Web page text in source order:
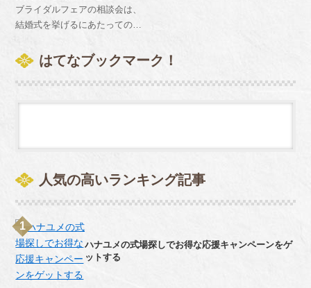
婚式場を選ぶのはとても危険で
す。
用を抑えられるでしょう。
ブライダルフェアの相談会は、
結婚式を挙げるにあたっての正
とができる場です。また、会場
の雰囲気だけでなく自分の希望
とすることができるのかという
を確認する必要があります。な
ょう。
はてなブックマーク！
人気の高いランキング記事
ハナユメの式場探しでお得な応援キャンペーンをゲ
ットする